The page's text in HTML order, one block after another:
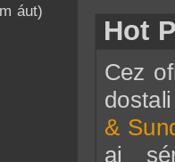
áut)
Hot
Cez
&
aj